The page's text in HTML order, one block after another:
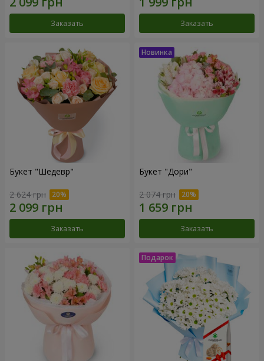
Заказать Заказать
Букет "Шедевр"
2 624 грн
Заказать
Букет "Дори"
2 074 грн
Заказать